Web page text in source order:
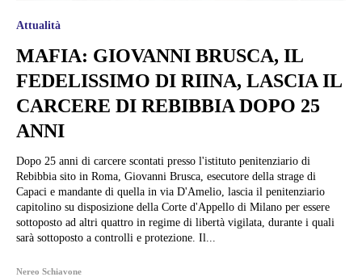
Attualità
MAFIA: GIOVANNI BRUSCA, IL
FEDELISSIMO DI RIINA, LASCIA IL
CARCERE DI REBIBBIA DOPO 25
ANNI
Dopo 25 anni di carcere scontati presso l'istituto penitenziario di
Rebibbia sito in Roma, Giovanni Brusca, esecutore della strage di
Capaci e mandante di quella in via D'Amelio, lascia il penitenziario
capitolino su disposizione della Corte d'Appello di Milano per essere
sottoposto ad altri quattro in regime di libertà vigilata, durante i quali
sarà sottoposto a controlli e protezione. Il...
Nereo Schiavone